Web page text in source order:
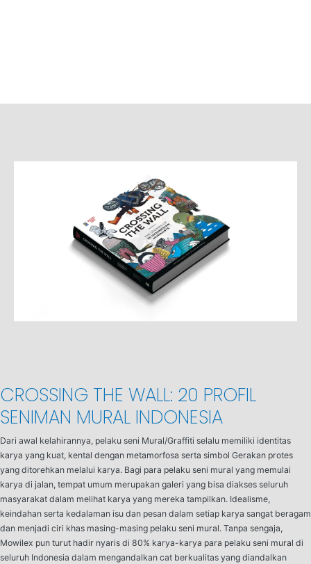
CROSSING THE WALL: 20 PROFIL
SENIMAN MURAL INDONESIA
Dari awal kelahirannya, pelaku seni Mural/Graffiti selalu memiliki identitas
karya yang kuat, kental dengan metamorfosa serta simbol Gerakan protes
yang ditorehkan melalui karya. Bagi para pelaku seni mural yang memulai
karya di jalan, tempat umum merupakan galeri yang bisa diakses seluruh
masyarakat dalam melihat karya yang mereka tampilkan. Idealisme,
keindahan serta kedalaman isu dan pesan dalam setiap karya sangat beragam
dan menjadi ciri khas masing-masing pelaku seni mural. Tanpa sengaja,
Mowilex pun turut hadir nyaris di 80% karya-karya para pelaku seni mural di
seluruh Indonesia dalam mengandalkan cat berkualitas yang diandalkan